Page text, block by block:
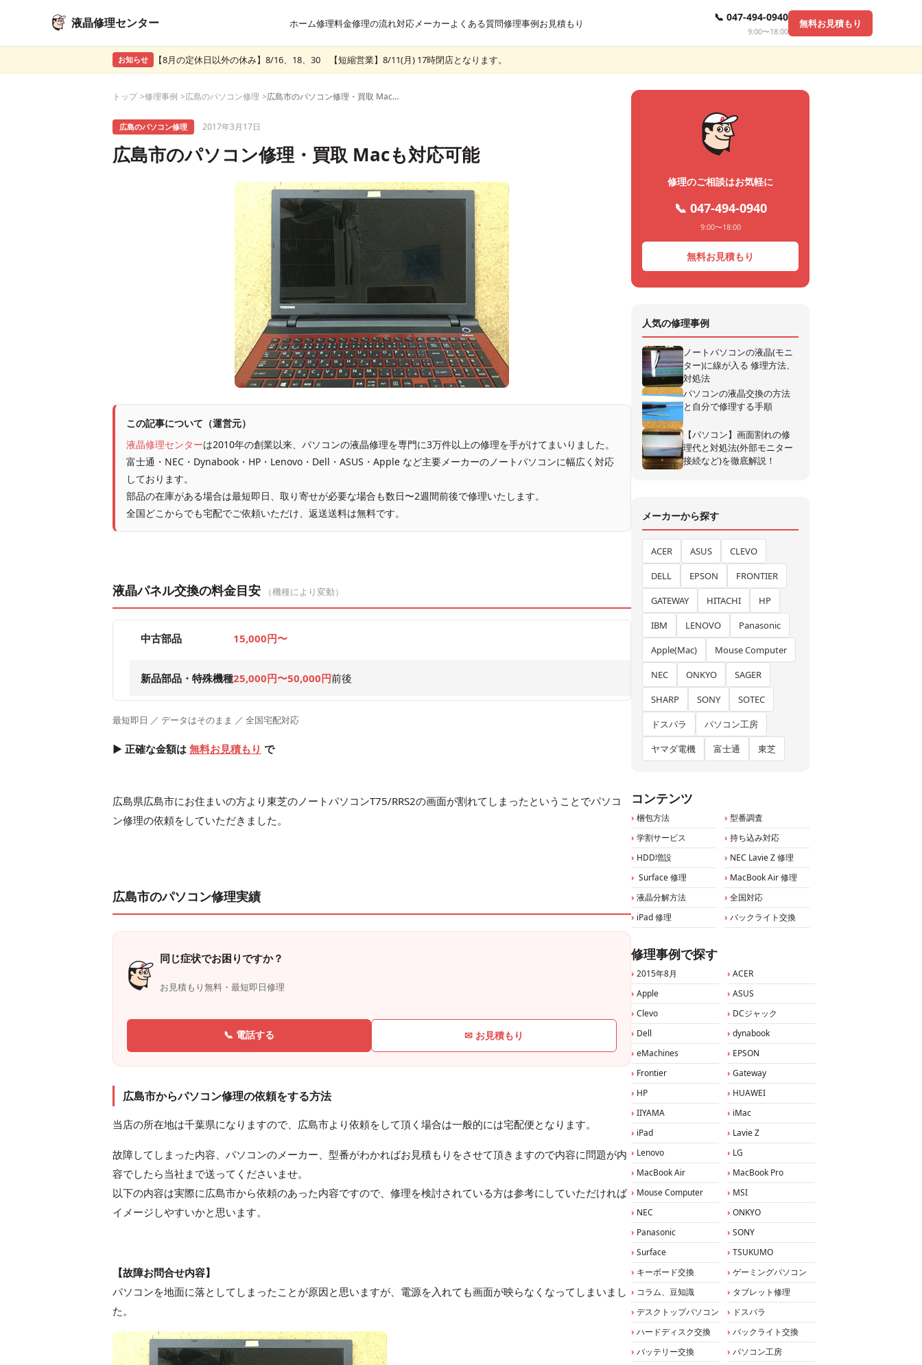
液晶修理センター ホーム修理料金修理の流れ対応メーカーよくある質問修理事例お見積もり 📞 047-494-0940
9:00〜18:00
無料お見積もり
お知らせ 【8月の定休日以外の休み】8/16、18、30 【短縮営業】8/11(月) 17時閉店となります。
トップ 修理事例 広島のパソコン修理 広島市のパソコン修理・買取 Macも対応可能
広島のパソコン修理 2017年3月17日
広島市のパソコン修理・買取 Macも対応可能
この記事について（運営元）
液晶修理センターは2010年の創業以来、パソコンの液晶修理を専門に3万件以上の修理を手がけてまいりました。
富士通・NEC・Dynabook・HP・Lenovo・Dell・ASUS・Apple など主要メーカーのノートパソコンに幅広く対応
しております。
部品の在庫がある場合は最短即日、取り寄せが必要な場合も数日〜2週間前後で修理いたします。
全国どこからでも宅配でご依頼いただけ、返送送料は無料です。
液晶パネル交換の料金目安 （機種により変動）
中古部品 15,000円〜
新品部品・特殊機種25,000円〜50,000円前後
最短即日 ／ データはそのまま ／ 全国宅配対応
▶ 正確な金額は 無料お見積もり で
広島県広島市にお住まいの方より東芝のノートパソコンT75/RRS2の画面が割れてしまったということでパソコ
ン修理の依頼をしていただきました。
広島市のパソコン修理実績
同じ症状でお困りですか？
お見積もり無料・最短即日修理
📞 電話する ✉ お見積もり
広島市からパソコン修理の依頼をする方法
当店の所在地は千葉県になりますので、広島市より依頼をして頂く場合は一般的には宅配便となります。
故障してしまった内容、パソコンのメーカー、型番がわかればお見積もりをさせて頂きますので内容に問題が内
容でしたら当社まで送ってくださいませ。
以下の内容は実際に広島市から依頼のあった内容ですので、修理を検討されている方は参考にしていただければ
イメージしやすいかと思います。
【故障お問合せ内容】
パソコンを地面に落としてしまったことが原因と思いますが、電源を入れても画面が映らなくなってしまいまし
た。
修理のご相談はお気軽に
📞 047-494-0940
9:00〜18:00
無料お見積もり
人気の修理事例
ノートパソコンの液晶(モニ
ター)に線が入る 修理方法、
対処法
パソコンの液晶交換の方法
と自分で修理する手順
【パソコン】画面割れの修
理代と対処法(外部モニター
接続など)を徹底解説！
メーカーから探す
ACER ASUS
CLEVO
DELL
EPSON
FRONTIER
GATEWAY
HITACHI
HP
IBM
LENOVO
Panasonic
Apple(Mac)
Mouse Computer
NEC
ONKYO
SAGER
SHARP
SONY
SOTEC
ドスパラ
パソコン工房
ヤマダ電機
富士通 東芝
コンテンツ
梱包方法
型番調査
学割サービス
持ち込み対応
HDD増設
NEC Lavie Z 修理
Surface 修理
MacBook Air 修理
液晶分解方法
全国対応
iPad 修理
バックライト交換
修理事例で探す
2015年8月
ACER
Apple
ASUS
Clevo
DCジャック
Dell
dynabook
eMachines
EPSON
Frontier
Gateway
HP
HUAWEI
IIYAMA
iMac
iPad
Lavie Z
Lenovo
LG
MacBook Air
MacBook Pro
Mouse Computer
MSI
NEC
ONKYO
Panasonic
SONY
Surface
TSUKUMO
キーボード交換
ゲーミングパソコン
コラム、豆知識
タブレット修理
デスクトップパソコン
ドスパラ
ハードディスク交換
バックライト交換
バッテリー交換
パソコン工房